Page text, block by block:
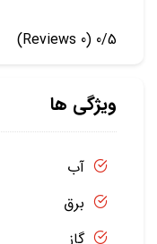
0/5
(0 Reviews)
ویژگی ها
آب
برق
گاز